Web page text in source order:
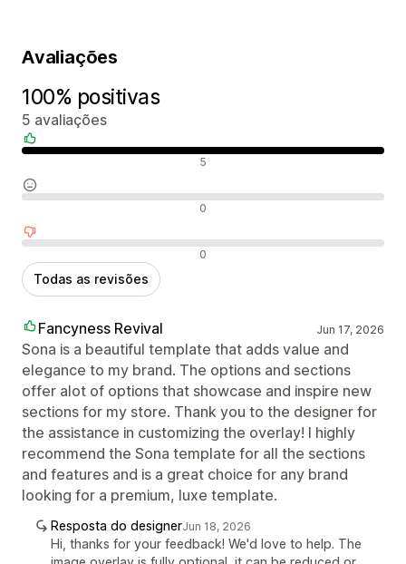
Avaliações
100% positivas
5 avaliações
5
0
0
Todas as revisões
Fancyness Revival Jun 17, 2026
Sona is a beautiful template that adds value and
elegance to my brand. The options and sections
offer alot of options that showcase and inspire new
sections for my store. Thank you to the designer for
the assistance in customizing the overlay! I highly
recommend the Sona template for all the sections
and features and is a great choice for any brand
looking for a premium, luxe template.
Resposta do designerJun 18, 2026
Hi, thanks for your feedback! We'd love to help. The